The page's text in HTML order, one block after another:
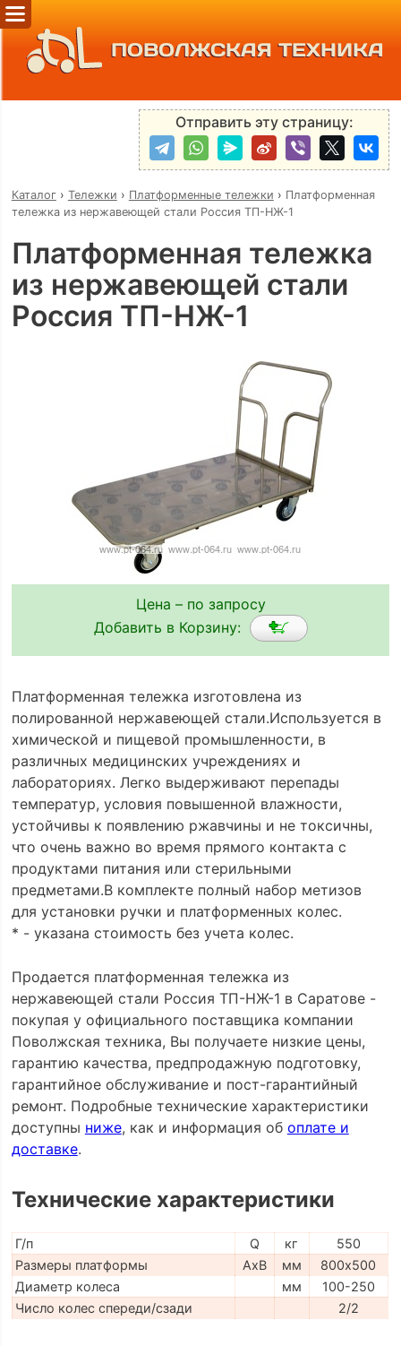
ПОВОЛЖСКАЯ ТЕХНИКА
Отправить эту страницу:
Каталог› Тележки › Платформенные тележки › Платформенная
тележка из нержавеющей стали Россия ТП-НЖ-1
Платформенная тележка
из нержавеющей стали
Россия ТП-НЖ-1
Цена – по запросу
Добавить в Корзину:
Платформенная тележка изготовлена из
полированной нержавеющей стали.Используется в
химической и пищевой промышленности, в
различных медицинских учреждениях и
лабораториях. Легко выдерживают перепады
температур, условия повышенной влажности,
устойчивы к появлению ржавчины и не токсичны,
что очень важно во время прямого контакта с
продуктами питания или стерильными
предметами.В комплекте полный набор метизов
для установки ручки и платформенных колес.
* - указана стоимость без учета колес.
Продается платформенная тележка из
нержавеющей стали Россия ТП-НЖ-1 в Саратове -
покупая у официального поставщика компании
Поволжская техника, Вы получаете низкие цены,
гарантию качества, предпродажную подготовку,
гарантийное обслуживание и пост-гарантийный
ремонт. Подробные технические характеристики
доступны ниже, как и информация об оплате и
доставке.
Технические характеристики
Г/п Q кг
550
Размеры платформы
AxB мм
800х500
Диаметр колеса
мм
100-250
Число колес спереди/сзади
2/2